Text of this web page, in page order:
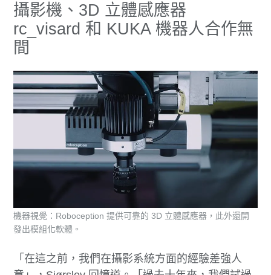
攝影機、3D 立體感應器
rc_visard 和 KUKA 機器人合作無
間
「在這之前，我們在攝影系統方面的經驗差強人
機器視覺：Roboception 提供可靠的 3D 立體感應器，此外還開
發出模組化軟體。